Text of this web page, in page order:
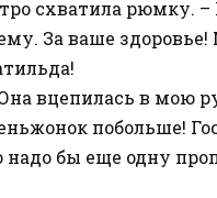
схватила рюмку.
За ваше
вцепилась в мою
побольше!
надо бы еще одну